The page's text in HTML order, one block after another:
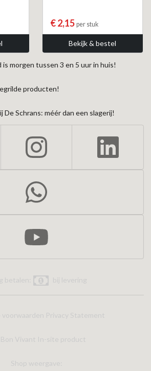
€ 2,15 per stuk
Bekijk & bestel
is morgen tussen 3 en 5 uur in huis!
producten!
De Schrans: méér dan een slagerij!